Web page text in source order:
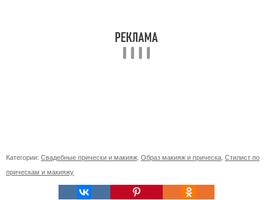
Категории: Свадебные прически и макияж Образ макияж и прическа Стилист по
прическам и макияжу